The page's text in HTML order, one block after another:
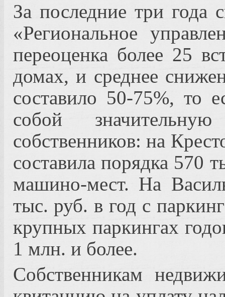
За последние три года
«Региональное
переоценка более 25
домах, и среднее
составило 50-75%, то
собой
собственников: на
составила порядка 570
машино-мест. На
тыс. руб. в год с
крупных паркингах
1 млн. и более.
Собственникам